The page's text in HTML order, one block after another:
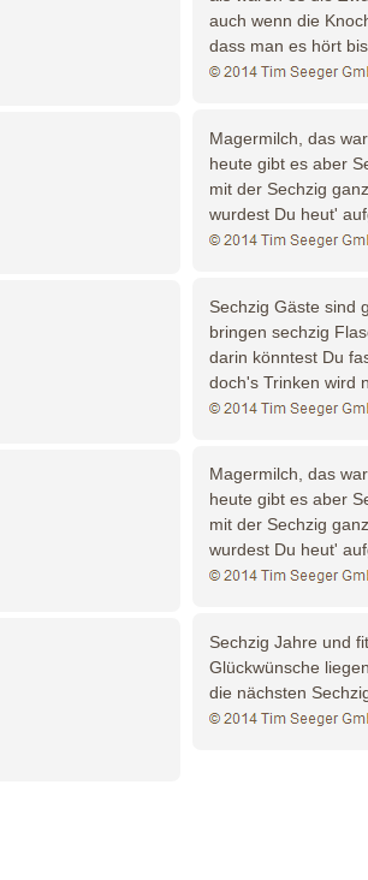
auch wenn die
dass man es hört bis
Magermilch, das
heute gibt es aber
mit der Sechzig
wurdest Du heut'
Sechzig Gäste sind
bringen sechzig
darin könntest Du
doch's Trinken wird
Magermilch, das
heute gibt es aber
mit der Sechzig
wurdest Du heut'
Sechzig Jahre und
Glückwünsche
die nächsten